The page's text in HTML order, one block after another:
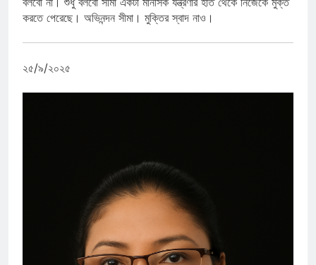
করতে পেরেছে। অভিনন্দন সীমা। মুক্তির স্বাদ নাও।
২৫/৯/২০২৫